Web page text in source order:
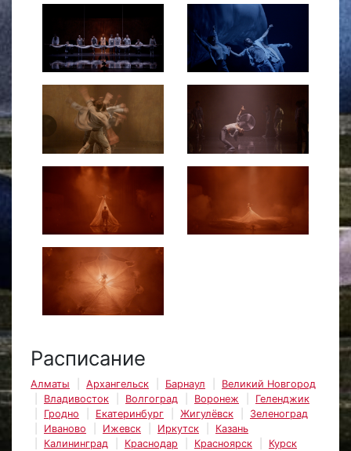
Расписание
Алматы Архангельск Барнаул
Великий Новгород
Владивосток
Волгоград Воронеж
Геленджик
Гродно
Екатеринбург Жигулёвск
Зеленоград
Иваново
Ижевск Иркутск
Казань
Калининград
Краснодар Красноярск
Курск